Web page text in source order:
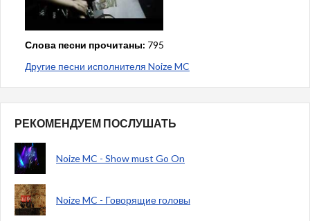
Слова песни прочитаны: 795
Другие песни исполнителя Noize MC
РЕКОМЕНДУЕМ ПОСЛУШАТЬ
Noize MC - Show must Go On
Noize MC - Говорящие головы